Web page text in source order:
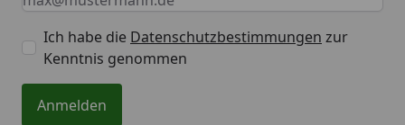
Ich habe die Datenschutzbestimmungen zur
Kenntnis genommen
Anmelden